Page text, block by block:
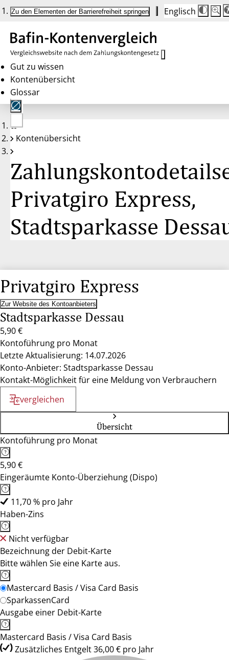
Zu den Elementen der Barrierefreiheit springen Englisch
Die
auf
100
100
Gut zu wissen
Kontenübersicht
Glossar
Keine
Konten
Kontenübersicht
Privatgiro Express,
Stadtsparkasse
Privatgiro Express
Zur Website des Kontoanbieters
Stadtsparkasse Dessau
5,90 €
Kontoführung pro Monat
Letzte Aktualisierung: 14.07.2026
Konto-Anbieter: Stadtsparkasse Dessau
Kontakt-Möglichkeit für eine Meldung von Verbrauchern
vergleichen
Übersicht
Kontoführung pro Monat
5,90 €
Eingeräumte Konto-Überziehung (Dispo)
11,70 % pro Jahr
Haben-Zins
Nicht verfügbar
Bezeichnung der Debit-Karte
Bitte wählen Sie eine Karte aus.
Mastercard Basis / Visa Card Basis
SparkassenCard
Ausgabe einer Debit-Karte
Mastercard Basis / Visa Card Basis
Zusätzliches Entgelt 36,00 € pro Jahr